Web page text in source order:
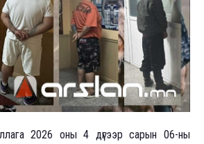
2026 оны 4 дүгээр сарын 06-ны